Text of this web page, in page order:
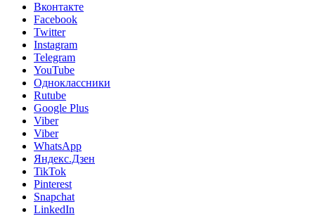
Вконтакте
Facebook
Twitter
Instagram
Telegram
YouTube
Одноклассники
Rutube
Google Plus
Viber
Viber
WhatsApp
Яндекс.Дзен
TikTok
Pinterest
Snapchat
LinkedIn